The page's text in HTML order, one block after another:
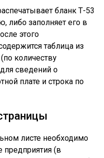
бланк Т-53
либо заполняет его в
этого
таблица из
количеству
сведений о
плате и строка по
листе необходимо
предприятия (в